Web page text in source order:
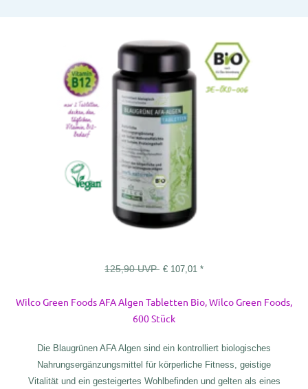
125,90UVP € 107,01 *
Wilco Green Foods AFA Algen Tabletten Bio, Wilco Green Foods,
600 Stück
Die Blaugrünen AFA Algen sind ein kontrolliert biologisches
Nahrungsergänzungsmittel für körperliche Fitness, geistige
Vitalität und ein gesteigertes Wohlbefinden und gelten als eines